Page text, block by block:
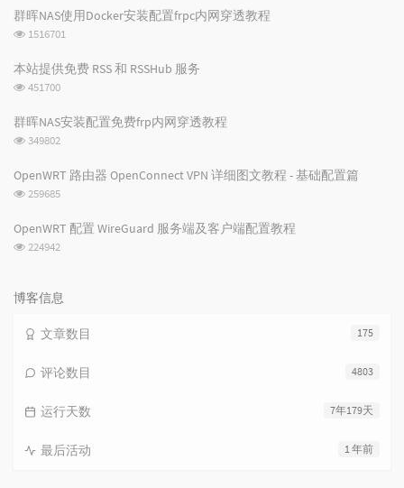
文
章
评
论
群晖NAS使用Docker安装配置frpc内网穿透教程
浏
次
数:
1516701
本站提供免费 RSS 和 RSSHub 服务
浏
次
数:
451700
群晖NAS安装配置免费frp内网穿透教程
浏
次
349802
OpenWRT 路由器 OpenConnect VPN 详细图文教程 - 基础配置篇
浏
次
259685
OpenWRT 配置 WireGuard 服务端及客户端配置教程
浏
数:
224942
博客信息
175
文章数目
4803
评论数目
7年179天
运行天数
1 年前
最后活动